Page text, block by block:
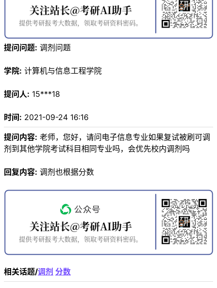
提问问题: 调剂问题
学院: 计算机与信息工程学院
提问人: 15***18
时间: 2021-09-24 16:16
提问内容: 老师，您好，请问电子信息专业如果复试被刷可调
剂到其他学院考试科目相同专业吗，会优先校内调剂吗
回复内容: 调剂也根据分数
相关话题/调剂 分数